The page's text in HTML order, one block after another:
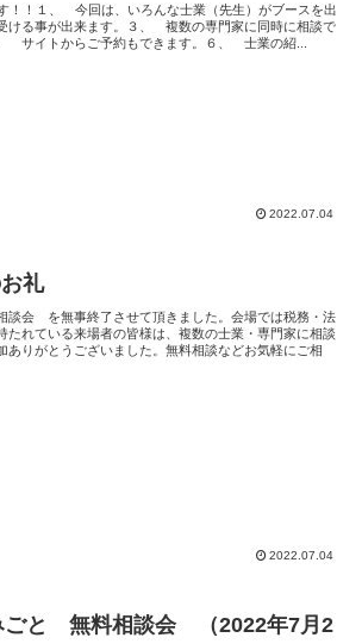
！！１、 今回は、いろんな士業（先生）がブースを出
ける事が出来ます。３、 複数の専門家に同時に相談で
サイトからご予約もできます。６、 士業の紹...
2022.07.04
礼
会 を無事終了させて頂きました。会場では税務・法
たれている来場者の皆様は、複数の士業・専門家に相談
ありがとうございました。無料相談などお気軽にご相
2022.07.04
ごと 無料相談会 （2022年7月2